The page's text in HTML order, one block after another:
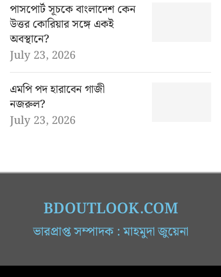
পাসপোর্ট সূচকে বাংলাদেশ কেন
উত্তর কোরিয়ার সঙ্গে একই
অবস্থানে?
July 23, 2026
এমপি পদ হারাবেন গাজী
নজরুল?
July 23, 2026
BDOUTLOOK.COM
ভারপ্রাপ্ত সম্পাদক : মাহমুদা জুয়েনা